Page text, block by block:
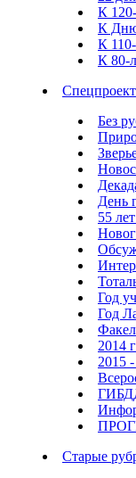
К
К Дню
К
К 80-
Спецпроект
Без
День
55
Год
Год
2014
2015
Старые